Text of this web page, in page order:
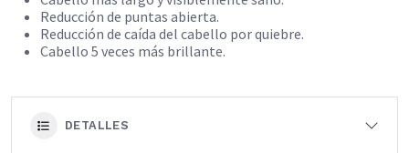
Reducción de puntas abierta.
Reducción de caída del cabello por quiebre.
Cabello 5 veces más brillante.
DETALLES